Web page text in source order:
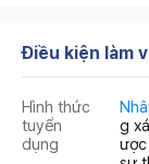
Điều kiện làm
Hình thức
tuyển
dụng
g